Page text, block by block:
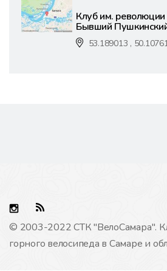
Клуб им.
Бывший
53.189013 ,
© 2003-2022 СТК "ВелоCамара".
горного велосипеда в Самаре и